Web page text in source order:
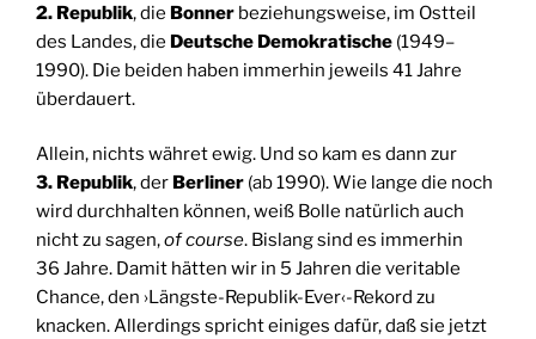
2. Republik, die Bonner beziehungsweise, im Ostteil
des Landes, die Deutsche Demokratische (1949–
1990). Die beiden haben immerhin jeweils 41 Jahre
überdauert.
Allein, nichts währet ewig. Und so kam es dann zur
3. Republik, der Berliner (ab 1990). Wie lange die noch
wird durchhalten können, weiß Bolle natürlich auch
nicht zu sagen,of course. Bislang sind es immerhin
36 Jahre. Damit hätten wir in 5 Jahren die veritable
Chance, den ›Längste-Republik-Ever‹-Rekord zu
knacken. Allerdings spricht einiges dafür, daß sie jetzt